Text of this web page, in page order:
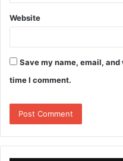
Website
Save my name, email,
time I comment.